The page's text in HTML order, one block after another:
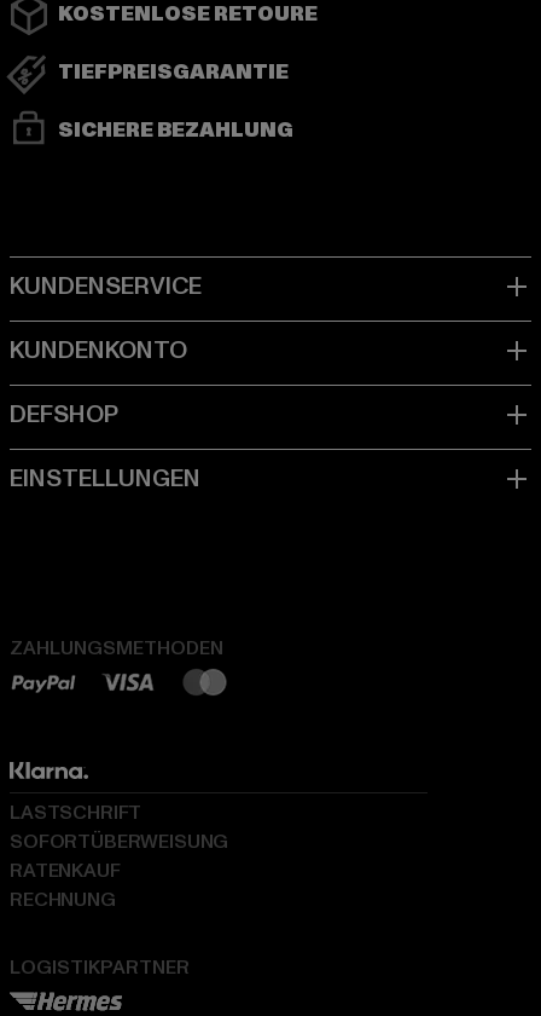
KOSTENLOSE RETOURE
TIEFPREISGARANTIE
SICHERE BEZAHLUNG
ZAHLUNGSMETHODEN
LOGISTIKPARTNER
LASTSCHRIFT
SOFORTÜBERWEISUNG
RATENKAUF
RECHNUNG